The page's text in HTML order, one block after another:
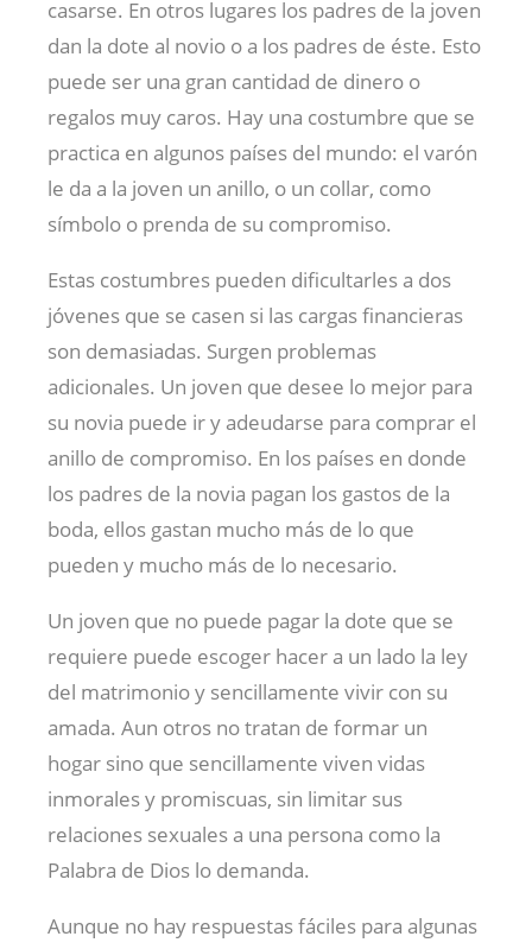
casarse. En otros lugares los padres de la joven
dan la dote al novio o a los padres de éste. Esto
puede ser una gran cantidad de dinero o
regalos muy caros. Hay una costumbre que se
practica en algunos países del mundo: el varón
le da a la joven un anillo, o un collar, como
símbolo o prenda de su compromiso.
Estas costumbres pueden dificultarles a dos
jóvenes que se casen si las cargas financieras
son demasiadas. Surgen problemas
adicionales. Un joven que desee lo mejor para
su novia puede ir y adeudarse para comprar el
anillo de compromiso. En los países en donde
los padres de la novia pagan los gastos de la
boda, ellos gastan mucho más de lo que
pueden y mucho más de lo necesario.
Un joven que no puede pagar la dote que se
requiere puede escoger hacer a un lado la ley
del matrimonio y sencillamente vivir con su
amada. Aun otros no tratan de formar un
hogar sino que sencillamente viven vidas
inmorales y promiscuas, sin limitar sus
relaciones sexuales a una persona como la
Palabra de Dios lo demanda.
Aunque no hay respuestas fáciles para algunas